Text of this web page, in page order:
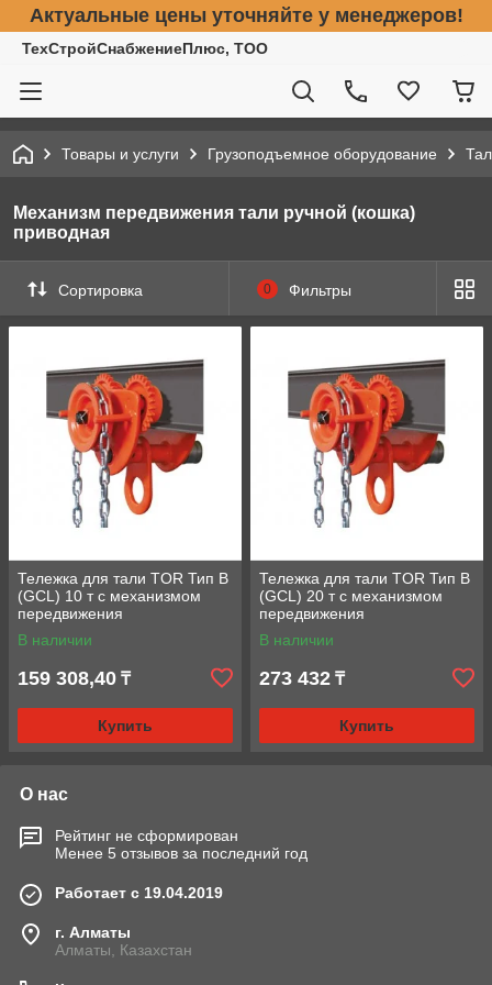
Актуальные цены уточняйте у менеджеров!
ТехСтройСнабжениеПлюс, ТОО
Товары и услуги Грузоподъемное оборудование
Механизм передвижения тали ручной (кошка)
приводная
Сортировка 0 Фильтры
Тележка для тали TOR Тип В
(GCL) 10 т с механизмом
передвижения
В наличии
159 308,40 ₸
Купить
Тележка для тали TOR Тип В
(GCL) 20 т с механизмом
передвижения
В наличии
273 432 ₸
Купить
О нас
Рейтинг не сформирован
Менее 5 отзывов за последний год
Работает с 19.04.2019
г. Алматы
Алматы, Казахстан